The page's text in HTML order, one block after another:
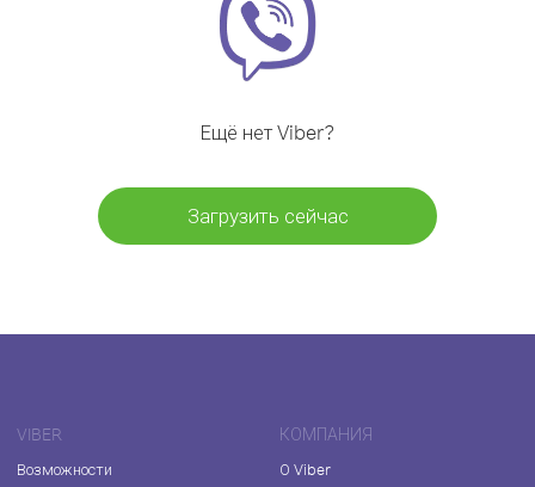
Ещё нет Viber?
Загрузить сейчас
VIBER
Возможности
КОМПАНИЯ
О Viber